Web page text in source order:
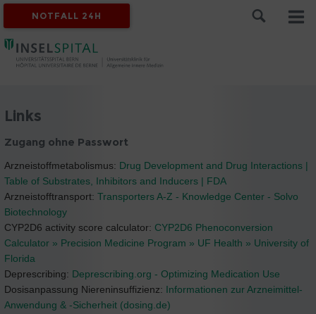
NOTFALL 24H
Links
Zugang ohne Passwort
Arzneistoffmetabolismus: Drug Development and Drug Interactions |
Table of Substrates, Inhibitors and Inducers | FDA
Arzneistofftransport: Transporters A-Z - Knowledge Center - Solvo
Biotechnology
CYP2D6 activity score calculator: CYP2D6 Phenoconversion
Calculator » Precision Medicine Program » UF Health » University of
Florida
Deprescribing: Deprescribing.org - Optimizing Medication Use
Dosisanpassung Niereninsuffizienz: Informationen zur Arzneimittel-
Anwendung & -Sicherheit (dosing.de)